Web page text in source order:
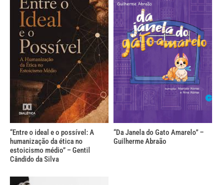
“Entre o ideal e o possível: A
humanização da ética no
estoicismo médio” – Gentil
Cândido da Silva
“Da Janela do Gato Amarelo” –
Guilherme Abraão